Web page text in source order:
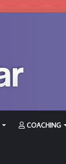
COACHING